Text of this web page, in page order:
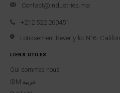
Contact@industries.ma
+212 522 260451
Lotissement Beverly-lot N°6-
LIENS UTILES
Qui sommes nous
IDM عربية